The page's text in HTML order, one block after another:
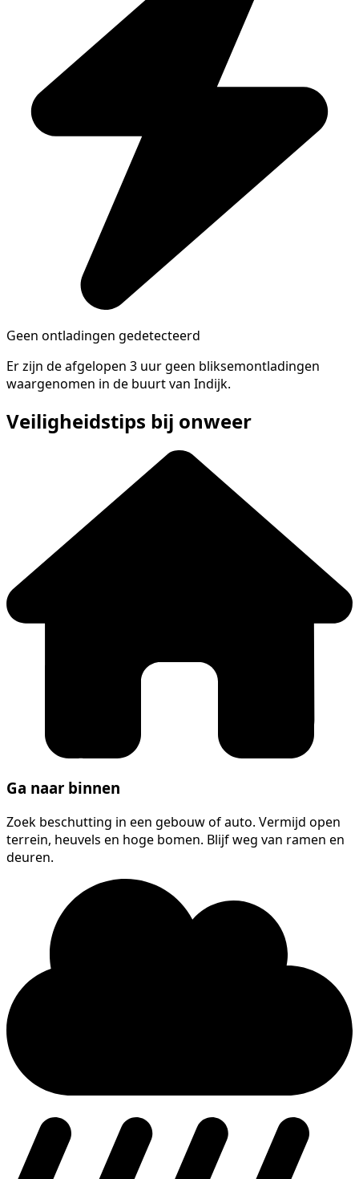
Geen ontladingen gedetecteerd
Er zijn de afgelopen 3 uur geen bliksemontladingen
waargenomen in de buurt van Indijk.
Veiligheidstips bij onweer
Ga naar binnen
Zoek beschutting in een gebouw of auto. Vermijd open
terrein, heuvels en hoge bomen. Blijf weg van ramen en
deuren.